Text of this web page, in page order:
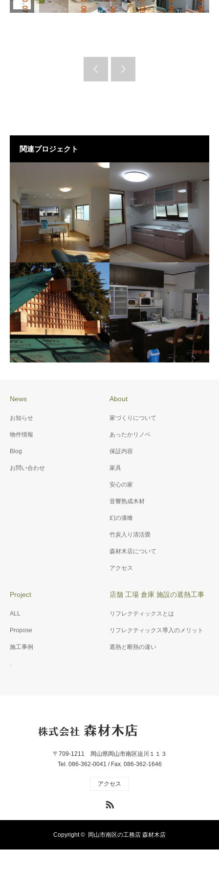
関連プロジェクト
施工例084 O様邸 リフォ
ーム
施工例078 M様邸
工事
バリアフリー工事
News
お知らせ
物件情報
Blog
お問い合わせ
About
家づくりについて
あったかリノベ
保証内容
家具
安心の家
音響熟成木材
幻の漆喰
竹炭入り清活畳
森材木店について
アクセス
Project
ALL
Propose
施工事例
店舗 工場 倉庫 施設の遮熱工事
リフレクティックスとは
リフレクティックス導入のメリット
遮熱と断熱の違い
〒709-1211 岡山県岡山市南区迫川１１３
Tel. 086-362-0041 / Fax. 086-362-1646
アクセス
Copyright © 岡山市南区の工務店 森材木店